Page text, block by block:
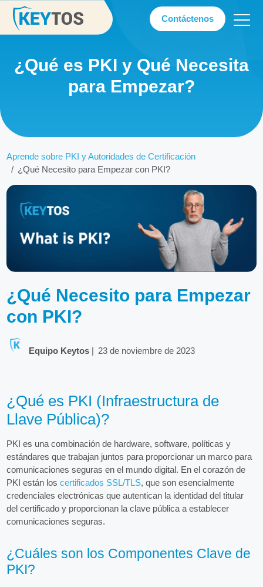
Contáctenos
¿Qué es PKI y Qué Necesita
para Empezar?
Aprende sobre PKI y Autoridades de Certificación
¿Qué Necesito para Empezar con PKI?
¿Qué Necesito para Empezar
con PKI?
Equipo Keytos| 23 de noviembre de 2023
¿Qué es PKI (Infraestructura de
Llave Pública)?
PKI es una combinación de hardware, software, políticas y
estándares que trabajan juntos para proporcionar un marco para
comunicaciones seguras en el mundo digital. En el corazón de
PKI están loscertificados SSL/TLS, que son esencialmente
credenciales electrónicas que autentican la identidad del titular
del certificado y proporcionan la clave pública a establecer
comunicaciones seguras.
¿Cuáles son los Componentes Clave de
PKI?